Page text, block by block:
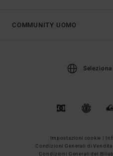
COMMUNITY UOMO
Impostazioni cookie |
Condizioni Generali di Vendita
Condizioni Generali del